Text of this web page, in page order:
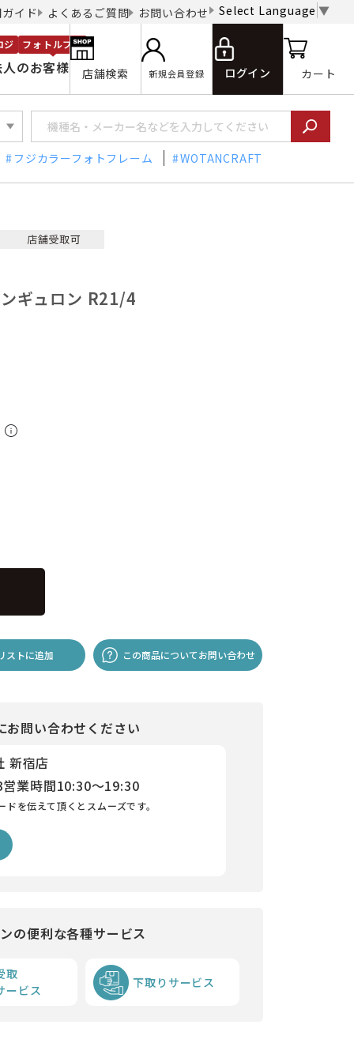
イド よくあるご質問 お問い合わせ Select Language ▼
のお客様
ジ フォトルプロ
店舗検索 新規会員登録 ログイン カート
フジカラーフォトフレーム WOTANCRAFT
ギュロン R21/4
ストに追加 この商品についてお問い合わせ
お問い合わせください
新宿店
営業時間10:30～19:30
を伝えて頂くとスムーズです。
の便利な各種サービス
取
ービス
下取りサービス